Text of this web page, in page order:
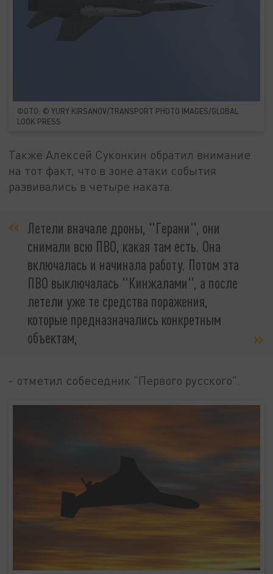
ФОТО: © YURY KIRSANOV/TRANSPORT PHOTO IMAGES/GLOBAL
LOOK PRESS
Также Алексей Суконкин обратил внимание
на тот факт, что в зоне атаки события
развивались в четыре наката.
Летели вначале дроны, "Герани", они
снимали всю ПВО, какая там есть. Она
включалась и начинала работу. Потом эта
ПВО выключалась "Кинжалами", а после
летели уже те средства поражения,
которые предназначались конкретным
объектам,
- отметил собеседник "Первого русского".